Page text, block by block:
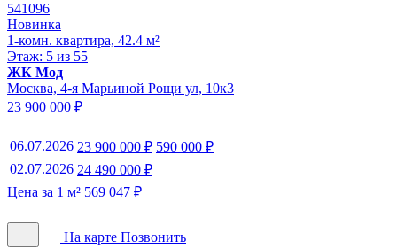
541096
Новинка
1-комн. квартира, 42.4 м²
Этаж: 5 из 55
ЖК Мод
Москва, 4-я Марьиной Рощи ул, 10к3
23 900 000 ₽
06.07.2026 23 900 000 ₽ 590 000 ₽
02.07.2026 24 490 000 ₽
Цена за 1 м² 569 047 ₽
На карте Позвонить